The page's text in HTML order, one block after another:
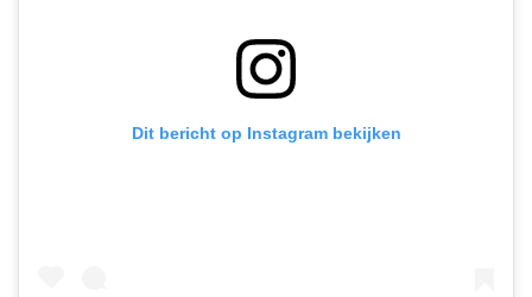
Dit bericht op Instagram bekijken